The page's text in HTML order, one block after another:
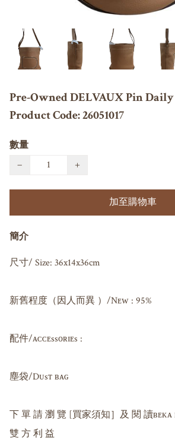
Pre-Owned DELVAUX Pin
Product Code: 26051017
數量
−
+
加至購物車
簡介
尺寸/ Size: 36x14x36cm
新舊程度（因人而異 ）/Nᴇᴡ : 95%
配件/ᴀᴄᴄᴇssᴏʀɪᴇs :
塵袋/Dᴜsᴛ ʙᴀɢ
下 單 請 瀏 覽 [買家須知］及 閱 讀ʙᴇᴋᴀ
雙 方 利 益